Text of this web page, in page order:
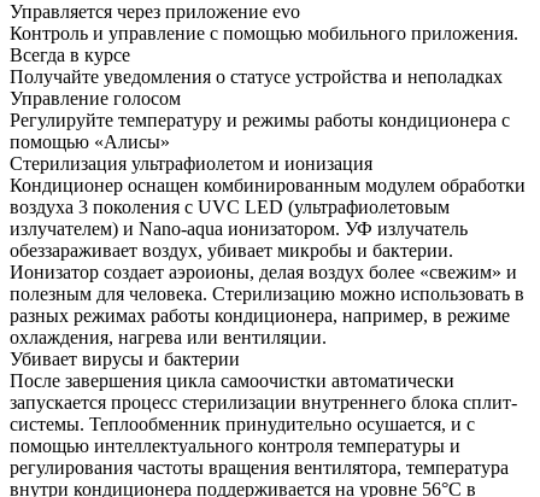
Управляется через приложение evo
Контроль и управление с помощью мобильного приложения.
Всегда в курсе
Получайте уведомления о статусе устройства и неполадках
Управление голосом
Регулируйте температуру и режимы работы кондиционера с
помощью «Алисы»
Стерилизация ультрафиолетом и ионизация
Кондиционер оснащен комбинированным модулем обработки
воздуха 3 поколения с UVC LED (ультрафиолетовым
излучателем) и Nano-aqua ионизатором. УФ излучатель
обеззараживает воздух, убивает микробы и бактерии.
Ионизатор создает аэроионы, делая воздух более «свежим» и
полезным для человека. Стерилизацию можно использовать в
разных режимах работы кондиционера, например, в режиме
охлаждения, нагрева или вентиляции.
Убивает вирусы и бактерии
После завершения цикла самоочистки автоматически
запускается процесс стерилизации внутреннего блока сплит-
системы. Теплообменник принудительно осушается, и с
помощью интеллектуального контроля температуры и
регулирования частоты вращения вентилятора, температура
внутри кондиционера поддерживается на уровне 56°С в